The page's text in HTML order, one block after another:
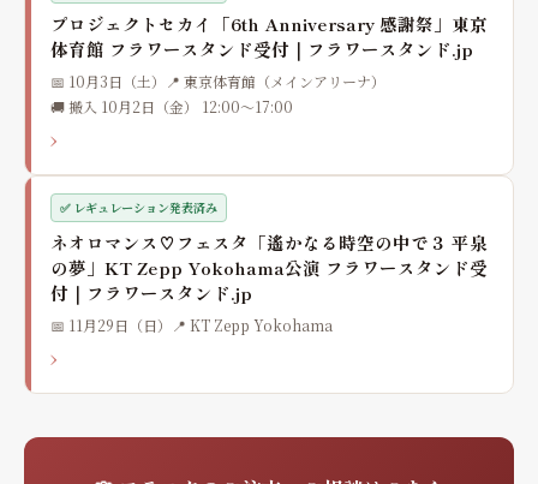
プロジェクトセカイ「6th Anniversary 感謝祭」東京
体育館 フラワースタンド受付｜フラワースタンド.jp
📅 10月3日（土）
📍 東京体育館（メインアリーナ）
🚚 搬入 10月2日（金） 12:00〜17:00
›
✅ レギュレーション発表済み
ネオロマンス♡フェスタ「遙かなる時空の中で３ 平泉
の夢」KT Zepp Yokohama公演 フラワースタンド受
付｜フラワースタンド.jp
📅 11月29日（日） 📍 KT Zepp Yokohama
›